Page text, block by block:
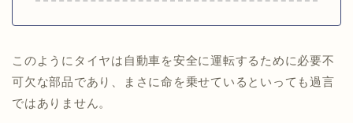
このようにタイヤは自動車を安全に運転するために必要不
可欠な部品であり、まさに命を乗せているといっても過言
ではありません。